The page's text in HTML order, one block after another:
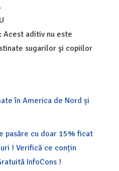
aditiv nu este
sugarilor şi copiilor
în America de Nord și
pasăre cu doar 15% ficat
! Verifică ce conțin
InfoCons !